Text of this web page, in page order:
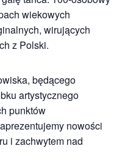
wiekowych
wirujących
z Polski.
będącego
artystycznego
punktów
nowości
i zachwytem nad